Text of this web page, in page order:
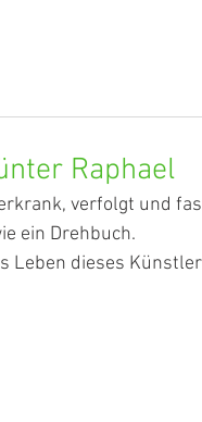
Raphael
verfolgt und
ein Drehbuch.
Leben dieses